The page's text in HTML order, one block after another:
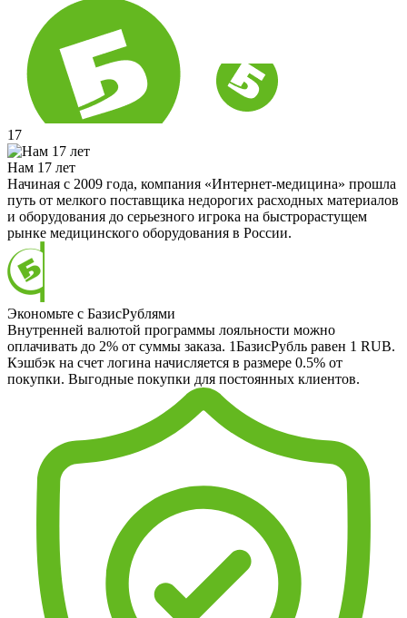
17
Нам 17 лет
Начиная с 2009 года, компания «Интернет-медицина» прошла
путь от мелкого поставщика недорогих расходных материалов
и оборудования до серьезного игрока на быстрорастущем
рынке медицинского оборудования в России.
Экономьте с БазисРублями
Внутренней валютой программы лояльности можно
оплачивать до 2% от суммы заказа. 1БазисРубль равен 1 RUB.
Кэшбэк на счет логина начисляется в размере 0.5% от
покупки. Выгодные покупки для постоянных клиентов.